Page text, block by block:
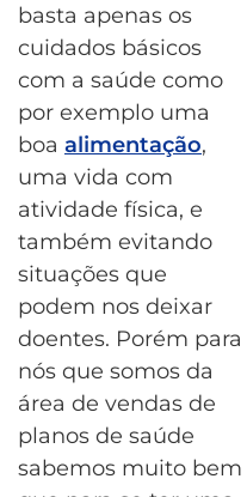
basta apenas os
cuidados básicos
com a saúde como
por exemplo uma
boa alimentação,
uma vida com
atividade física, e
também evitando
situações que
podem nos deixar
doentes. Porém para
nós que somos da
área de vendas de
planos de saúde
sabemos muito bem